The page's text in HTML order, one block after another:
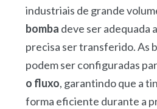
industriais de grande
bomba deve ser adequada
precisa ser transferido. As
podem ser configuradas
o fluxo, garantindo que a
forma eficiente durante a